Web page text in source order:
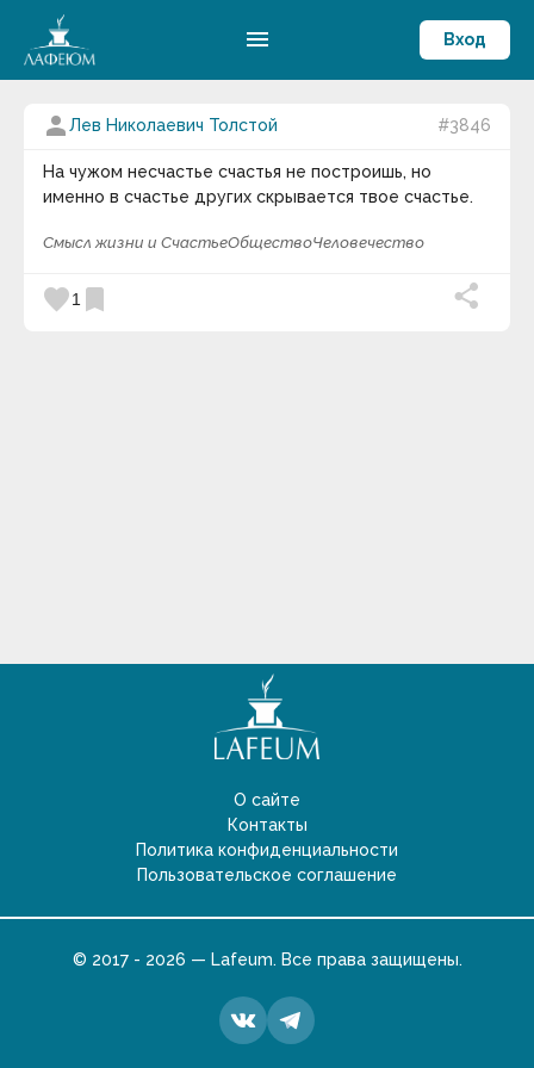
menu Вход
personЛев Николаевич Толстой #3846
На чужом несчастье счастья не построишь, но
именно в счастье других скрывается твое счастье.
Смысл жизни и СчастьеОбществоЧеловечество
favorite1 bookmark
О сайте
Контакты
Политика конфиденциальности
Пользовательское соглашение
© 2017 - 2026 — Lafeum. Все права защищены.